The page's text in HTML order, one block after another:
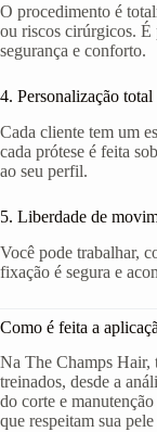
O procedimento é
ou riscos cirúrgicos. É
segurança e conforto.
4. Personalização total
Cada cliente tem um
cada prótese é feita
ao seu perfil.
5. Liberdade de
Você pode trabalhar,
fixação é segura e
Como é feita a
Na The Champs Hair,
treinados, desde a
do corte e
que respeitam sua